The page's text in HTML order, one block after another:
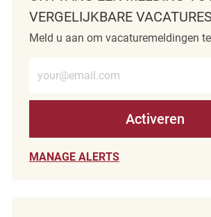
VERGELIJKBARE VACATURES
Meld u aan om vacaturemeldingen
Activeren
MANAGE ALERTS